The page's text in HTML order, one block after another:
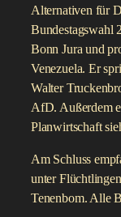
Alternativen für
Bundestagswahl
Bonn Jura und
Venezuela. Er
Walter
AfD. Außerdem
Planwirtschaft
Am Schluss
unter
Tenenbom. Alle